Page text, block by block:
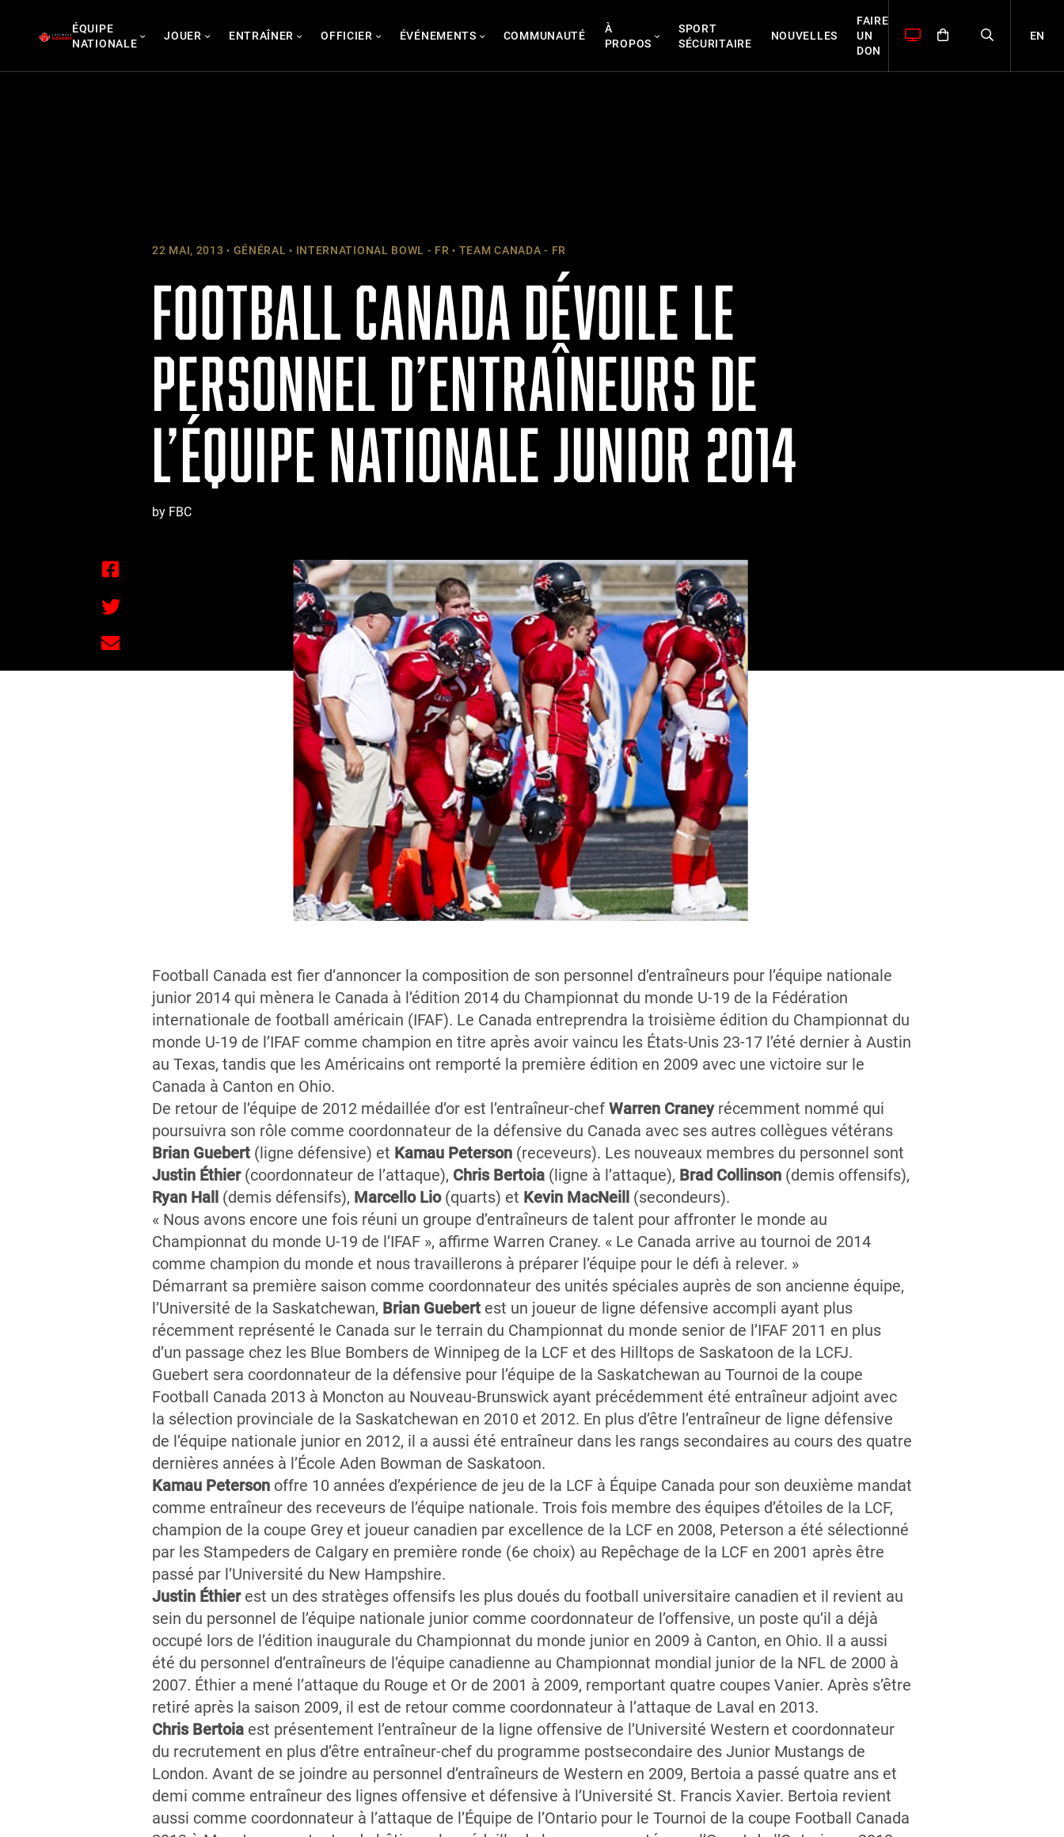
ÉQUIPE
NATIONALE
JOUER ENTRAÎNER OFFICIER ÉVÉNEMENTS COMMUNAUTÉ
À
PROPOS
SPORT
SÉCURITAIRE
NOUVELLES
FAIRE
UN
DON
EN
22 MAI, 2013 GÉNÉRAL INTERNATIONAL BOWL - FR TEAM CANADA - FR
FOOTBALL CANADA DÉVOILE LE
PERSONNEL D’ENTRAÎNEURS DE
L’ÉQUIPE NATIONALE JUNIOR 2014
by FBC
Football Canada est fier d’annoncer la composition de son personnel d’entraîneurs pour l’équipe nationale
junior 2014 qui mènera le Canada à l’édition 2014 du Championnat du monde U-19 de la Fédération
internationale de football américain (IFAF). Le Canada entreprendra la troisième édition du Championnat du
monde U-19 de l’IFAF comme champion en titre après avoir vaincu les États-Unis 23-17 l’été dernier à Austin
au Texas, tandis que les Américains ont remporté la première édition en 2009 avec une victoire sur le
Canada à Canton en Ohio.
De retour de l’équipe de 2012 médaillée d’or est l’entraîneur-chef Warren Craneyrécemment nommé qui
poursuivra son rôle comme coordonnateur de la défensive du Canada avec ses autres collègues vétérans
Brian Guebert (ligne défensive) et Kamau Peterson (receveurs). Les nouveaux membres du personnel sont
Justin Éthier(coordonnateur de l’attaque), Chris Bertoia (ligne à l’attaque), Brad Collinson (demis offensifs),
Ryan Hall (demis défensifs), Marcello Lio (quarts) et Kevin MacNeill (secondeurs).
« Nous avons encore une fois réuni un groupe d’entraîneurs de talent pour affronter le monde au
Championnat du monde U-19 de l’IFAF », affirme Warren Craney. « Le Canada arrive au tournoi de 2014
comme champion du monde et nous travaillerons à préparer l’équipe pour le défi à relever. »
Démarrant sa première saison comme coordonnateur des unités spéciales auprès de son ancienne équipe,
l’Université de la Saskatchewan, Brian Guebert est un joueur de ligne défensive accompli ayant plus
récemment représenté le Canada sur le terrain du Championnat du monde senior de l’IFAF 2011 en plus
d’un passage chez les Blue Bombers de Winnipeg de la LCF et des Hilltops de Saskatoon de la LCFJ.
Guebert sera coordonnateur de la défensive pour l’équipe de la Saskatchewan au Tournoi de la coupe
Football Canada 2013 à Moncton au Nouveau-Brunswick ayant précédemment été entraîneur adjoint avec
la sélection provinciale de la Saskatchewan en 2010 et 2012. En plus d’être l’entraîneur de ligne défensive
de l’équipe nationale junior en 2012, il a aussi été entraîneur dans les rangs secondaires au cours des quatre
dernières années à l’École Aden Bowman de Saskatoon.
Kamau Peterson offre 10 années d’expérience de jeu de la LCF à Équipe Canada pour son deuxième mandat
comme entraîneur des receveurs de l’équipe nationale. Trois fois membre des équipes d’étoiles de la LCF,
champion de la coupe Grey et joueur canadien par excellence de la LCF en 2008, Peterson a été sélectionné
par les Stampeders de Calgary en première ronde (6e choix) au Repêchage de la LCF en 2001 après être
passé par l’Université du New Hampshire.
Justin Éthierest un des stratèges offensifs les plus doués du football universitaire canadien et il revient au
sein du personnel de l’équipe nationale junior comme coordonnateur de l’offensive, un poste qu’il a déjà
occupé lors de l’édition inaugurale du Championnat du monde junior en 2009 à Canton, en Ohio. Il a aussi
été du personnel d’entraîneurs de l’équipe canadienne au Championnat mondial junior de la NFL de 2000 à
2007. Éthier a mené l’attaque du Rouge et Or de 2001 à 2009, remportant quatre coupes Vanier. Après s’être
retiré après la saison 2009, il est de retour comme coordonnateur à l’attaque de Laval en 2013.
Chris Bertoia est présentement l’entraîneur de la ligne offensive de l’Université Western et coordonnateur
du recrutement en plus d’être entraîneur-chef du programme postsecondaire des Junior Mustangs de
London. Avant de se joindre au personnel d’entraîneurs de Western en 2009, Bertoia a passé quatre ans et
demi comme entraîneur des lignes offensive et défensive à l’Université St. Francis Xavier. Bertoia revient
aussi comme coordonnateur à l’attaque de l’Équipe de l’Ontario pour le Tournoi de la coupe Football Canada